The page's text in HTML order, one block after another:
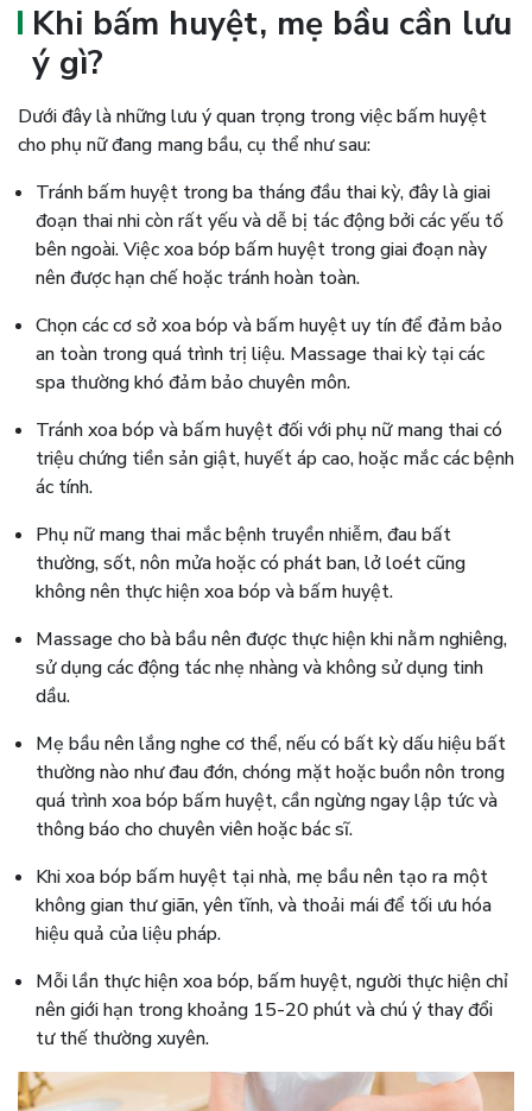
Khi bấm huyệt, mẹ bầu cần lưu
ý gì?
Dưới đây là những lưu ý quan trọng trong việc bấm huyệt
cho phụ nữ đang mang bầu, cụ thể như sau:
Tránh bấm huyệt trong ba tháng đầu thai kỳ, đây là giai
đoạn thai nhi còn rất yếu và dễ bị tác động bởi các yếu tố
bên ngoài. Việc xoa bóp bấm huyệt trong giai đoạn này
nên được hạn chế hoặc tránh hoàn toàn.
Chọn các cơ sở xoa bóp và bấm huyệt uy tín để đảm bảo
an toàn trong quá trình trị liệu. Massage thai kỳ tại các
spa thường khó đảm bảo chuyên môn.
Tránh xoa bóp và bấm huyệt đối với phụ nữ mang thai có
triệu chứng tiền sản giật, huyết áp cao, hoặc mắc các bệnh
ác tính.
Phụ nữ mang thai mắc bệnh truyền nhiễm, đau bất
thường, sốt, nôn mửa hoặc có phát ban, lở loét cũng
không nên thực hiện xoa bóp và bấm huyệt.
Massage cho bà bầu nên được thực hiện khi nằm nghiêng,
sử dụng các động tác nhẹ nhàng và không sử dụng tinh
dầu.
Mẹ bầu nên lắng nghe cơ thể, nếu có bất kỳ dấu hiệu bất
thường nào như đau đớn, chóng mặt hoặc buồn nôn trong
quá trình xoa bóp bấm huyệt, cần ngừng ngay lập tức và
thông báo cho chuyên viên hoặc bác sĩ.
Khi xoa bóp bấm huyệt tại nhà, mẹ bầu nên tạo ra một
không gian thư giãn, yên tĩnh, và thoải mái để tối ưu hóa
hiệu quả của liệu pháp.
Mỗi lần thực hiện xoa bóp, bấm huyệt, người thực hiện chỉ
nên giới hạn trong khoảng 15-20 phút và chú ý thay đổi
tư thế thường xuyên.